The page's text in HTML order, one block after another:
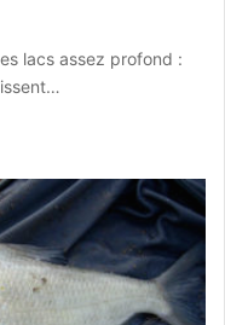
lacs assez profond :